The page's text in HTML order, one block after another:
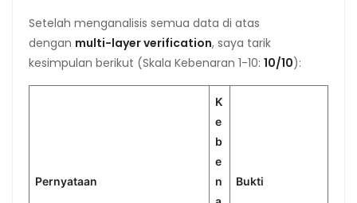
Setelah menganalisis semua data di atas
dengan multi-layer verification, saya tarik
kesimpulan berikut (Skala Kebenaran 1-10: 10/10):
Pernyataan
K
e
b
e
n
Bukti